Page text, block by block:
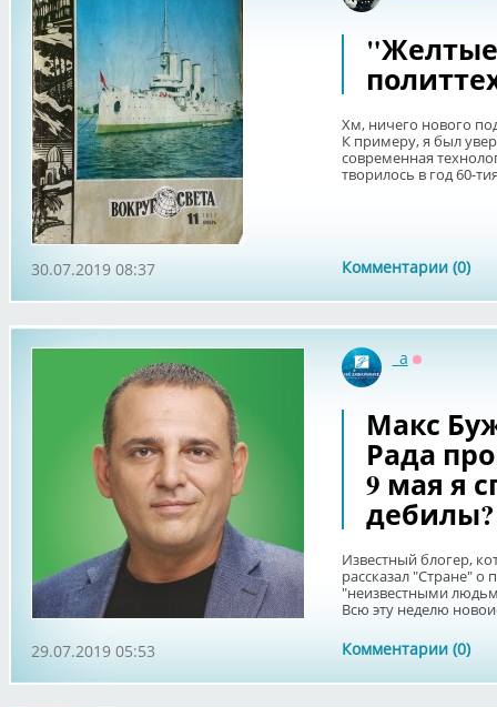
Хм, ничего нового
К примеру, я был
современная
творилось в год 60-
Комментарии (0)
30.07.2019 08:37
_a
Макс
Рада
9 мая я
Известный блогер,
рассказал "Стране" о
"неизвестными
Всю эту неделю
Комментарии (0)
29.07.2019 05:53